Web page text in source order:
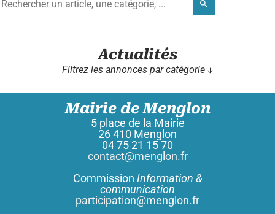
search
Actualités
Filtrez les annonces par catégorie ↓
Mairie de Menglon
5 place de la Mairie
26 410 Menglon
04 75 21 15 70
contact@menglon.fr
Commission Information &
communication
participation@menglon.fr